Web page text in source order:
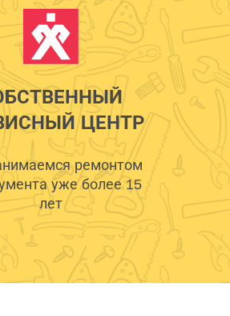
ЦЕНТР
ремонтом
уже более 15
лет